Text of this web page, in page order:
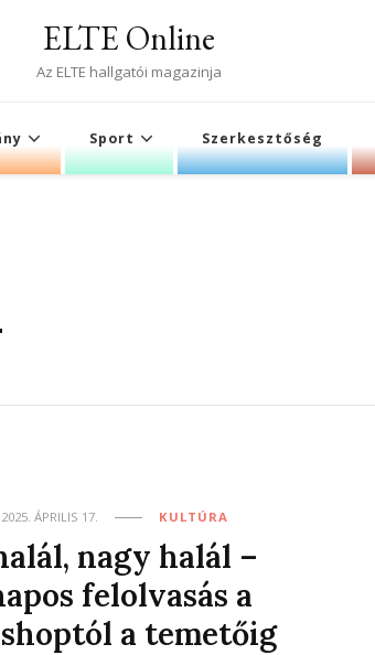
ELTE Online
Az ELTE hallgatói magazinja
Sport Szerkesztőség
2025. ÁPRILIS 17. KULTÚRA
nagy halál –
felolvasás a
a temetőig